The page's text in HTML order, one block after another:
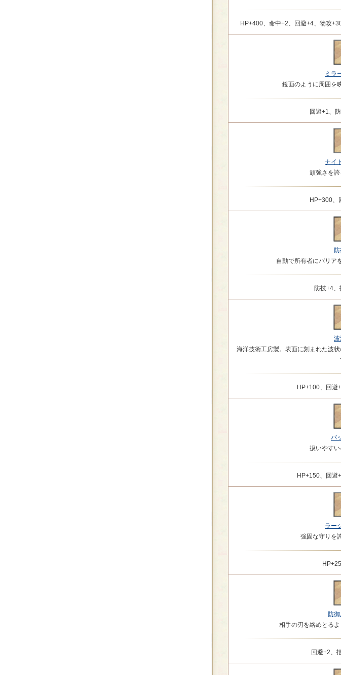
HP+400、命中+2、回避+4、物攻
ミラ
鏡面のように周囲を
回避+1、
ナイ
頑強さを誇
HP+300、
自動で所有者にバリア
防技+4
海洋技術工房製。表面に刻まれた波
HP+100、回避
バ
扱いやすい
HP+150、回避
ラー
強固な守りを
防
相手の刃を絡めとるよ
回避+2、